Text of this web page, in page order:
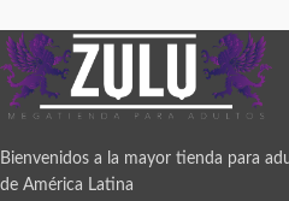
Bienvenidos a la mayor tienda para
de América Latina